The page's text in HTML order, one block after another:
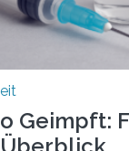
das Projekt…
Geimpft: